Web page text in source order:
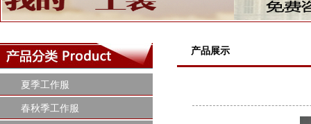
夏季工作服
春秋季工作服
产品展示